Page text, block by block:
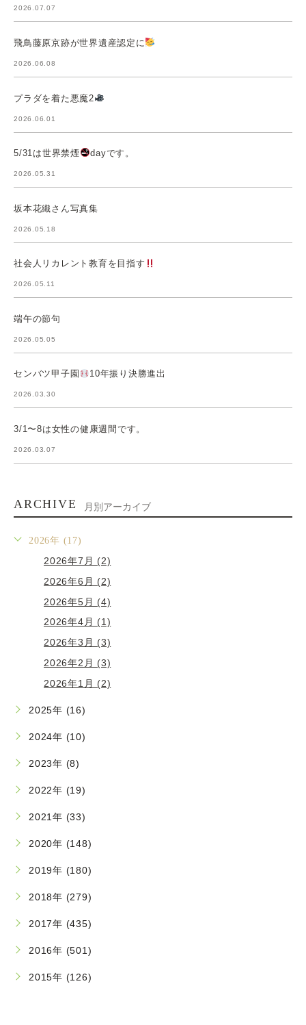
2026.07.07
飛鳥藤原京跡が世界遺産認定に
2026.06.08
プラダを着た悪魔2
2026.06.01
5/31は世界禁煙 dayです。
2026.05.31
坂本花織さん写真集
2026.05.18
社会人リカレント教育を目指す
2026.05.11
端午の節句
2026.05.05
センバツ甲子園 10年振り決勝進出
2026.03.30
3/1〜8は女性の健康週間です。
2026.03.07
ARCHIVE 月別アーカイブ
2026年 (17)
2026年7月 (2)
2026年6月 (2)
2026年5月 (4)
2026年4月 (1)
2026年3月 (3)
2026年2月 (3)
2026年1月 (2)
2025年 (16)
2024年 (10)
2023年 (8)
2022年 (19)
2021年 (33)
2020年 (148)
2019年 (180)
2018年 (279)
2017年 (435)
2016年 (501)
2015年 (126)